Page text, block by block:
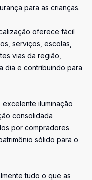
para as crianças.
oferece fácil
serviços, escolas,
vias da região,
dia e contribuindo para
excelente iluminação
consolidada
por compradores
sólido para o
tudo o que as